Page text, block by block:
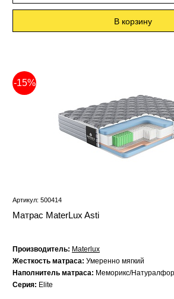
В корзину
-15%
Артикул: 500414
Матрас MaterLux Asti
Производитель: Materlux
Жесткость матраса: Умеренно мягкий
Наполнитель матраса: Меморикс/
Серия: Elite